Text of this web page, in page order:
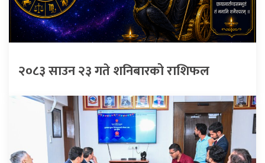
२०८३ साउन २३ गते शनिबारको राशिफल